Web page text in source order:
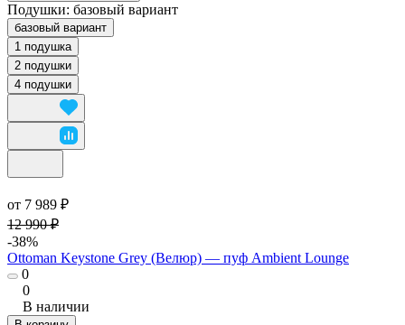
Подушки: базовый вариант
базовый вариант
1 подушка
2 подушки
4 подушки
от 7 989 ₽
12 990 ₽
-38%
Ottoman Keystone Grey (Велюр) — пуф Ambient Lounge
0
0
В наличии